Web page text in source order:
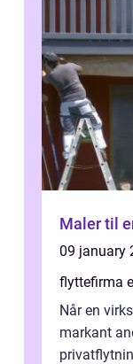
Maler til
09 january
flyttefirma
Når en
markant